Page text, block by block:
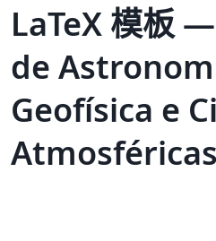
LaTeX 模板
de
Geofísica e